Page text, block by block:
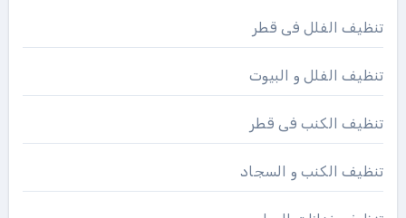
تنظيف الفلل فى قطر
تنظيف الفلل و البيوت
تنظيف الكنب فى قطر
تنظيف الكنب و السجاد